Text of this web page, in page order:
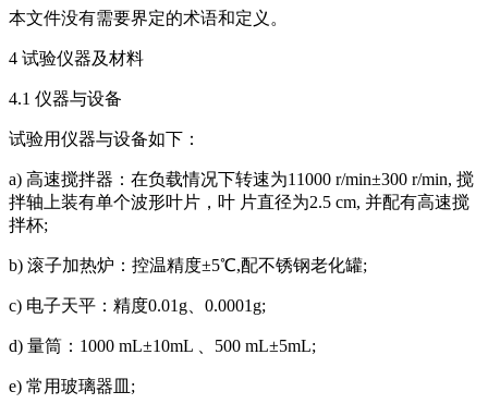
本文件没有需要界定的术语和定义。
4 试验仪器及材料
4.1 仪器与设备
试验用仪器与设备如下：
a) 高速搅拌器：在负载情况下转速为11000 r/min±300 r/min, 搅
拌轴上装有单个波形叶片，叶 片直径为2.5 cm, 并配有高速搅
拌杯;
b) 滚子加热炉：控温精度±5℃,配不锈钢老化罐;
c) 电子天平：精度0.01g、0.0001g;
d) 量筒：1000 mL±10mL 、500 mL±5mL;
e) 常用玻璃器皿;